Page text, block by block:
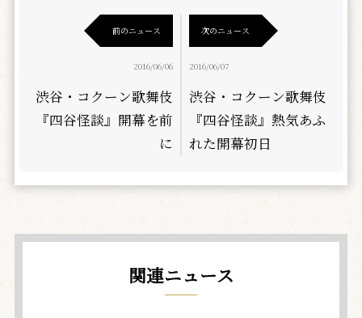
前のニュース
2016/06/06
渋谷・コクーン歌舞伎
『四谷怪談』開幕を前
に
次のニュース
2016/06/07
渋谷・コクーン歌舞伎
『四谷怪談』熱気あふ
れた開幕初日
関連ニュース